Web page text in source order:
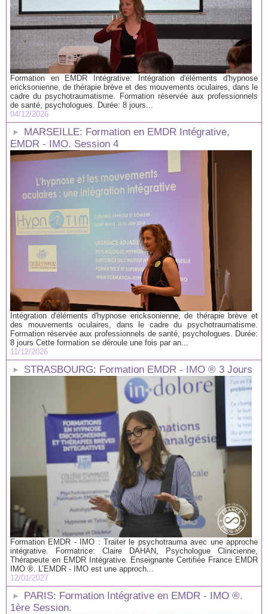
Formation en EMDR Intégrative: Intégration d'éléments d'hypnose
ericksonienne, de thérapie brève et des mouvements oculaires, dans le
cadre du psychotraumatisme. Formation réservée aux professionnels
de santé, psychologues. Durée: 8 jours...
04/12/2026
MARSEILLE: Formation en EMDR Intégrative,
EMDR - IMO. Session 4
Intégration d'éléments d'hypnose ericksonienne, de thérapie brève et
des mouvements oculaires, dans le cadre du psychotraumatisme.
Formation réservée aux professionnels de santé, psychologues. Durée:
8 jours Cette formation se déroule une fois par an...
11/12/2026
STRASBOURG: Formation EMDR - IMO ® 3 Jours
Formation EMDR - IMO : Traiter le psychotrauma avec une approche
intégrative. Formatrice: Claire DAHAN, Psychologue Clinicienne,
Thérapeute en EMDR Intégrative. Enseignante Certifiée France EMDR
IMO ®. L’EMDR - IMO est une approch...
12/01/2027
PARIS: Formation Intégrative en EMDR - IMO ®.
1ère Session.